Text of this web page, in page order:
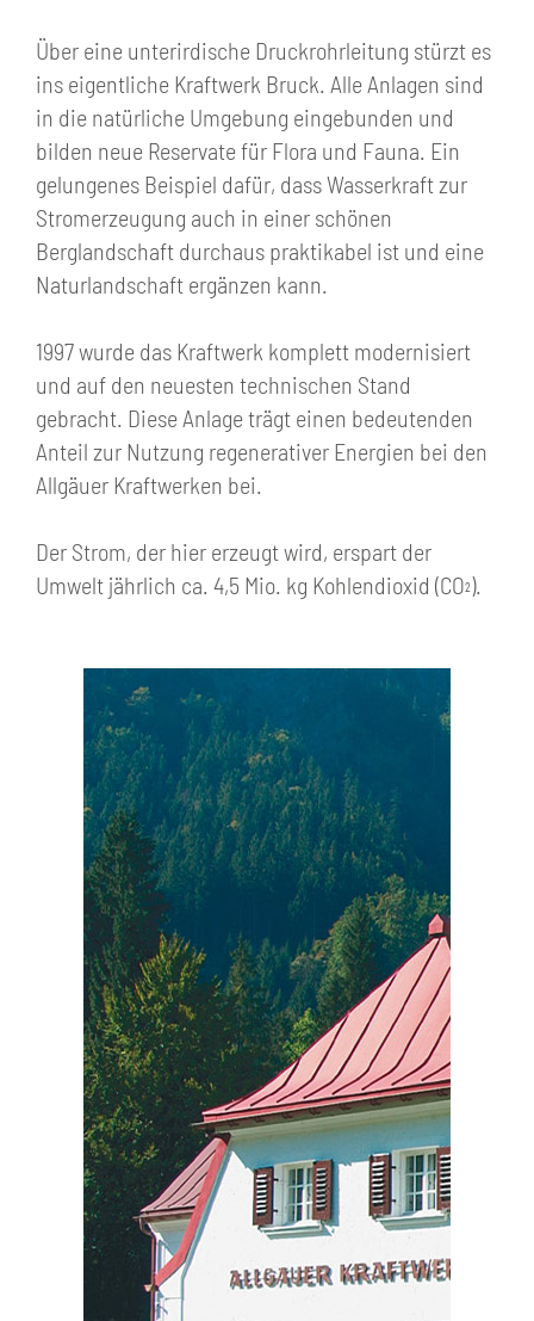
Über eine unterirdische Druckrohrleitung stürzt es
ins eigentliche Kraftwerk Bruck. Alle Anlagen sind
in die natürliche Umgebung eingebunden und
bilden neue Reservate für Flora und Fauna. Ein
gelungenes Beispiel dafür, dass Wasserkraft zur
Stromerzeugung auch in einer schönen
Berglandschaft durchaus praktikabel ist und eine
Naturlandschaft ergänzen kann.
1997 wurde das Kraftwerk komplett modernisiert
und auf den neuesten technischen Stand
gebracht. Diese Anlage trägt einen bedeutenden
Anteil zur Nutzung regenerativer Energien bei den
Allgäuer Kraftwerken bei.
Der Strom, der hier erzeugt wird, erspart der
Umwelt jährlich ca. 4,5 Mio. kg Kohlendioxid (CO²).